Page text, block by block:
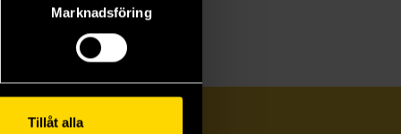
Marknadsföring
Tillåt alla